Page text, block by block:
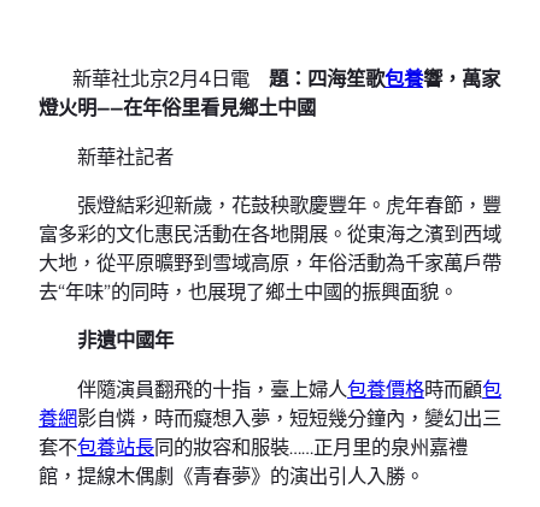
新華社北京2月4日電 題：四海笙歌包養響，萬家
燈火明——在年俗里看見鄉土中國
新華社記者
張燈結彩迎新歲，花鼓秧歌慶豐年。虎年春節，豐
富多彩的文化惠民活動在各地開展。從東海之濱到西域
大地，從平原曠野到雪域高原，年俗活動為千家萬戶帶
去“年味”的同時，也展現了鄉土中國的振興面貌。
非遺中國年
伴隨演員翻飛的十指，臺上婦人包養價格時而顧包
養網影自憐，時而癡想入夢，短短幾分鐘內，變幻出三
套不包養站長同的妝容和服裝……正月里的泉州嘉禮
館，提線木偶劇《青春夢》的演出引人入勝。